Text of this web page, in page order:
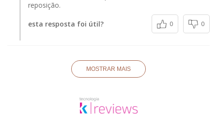
reposição.
esta resposta foi útil? 0 0
MOSTRAR MAIS